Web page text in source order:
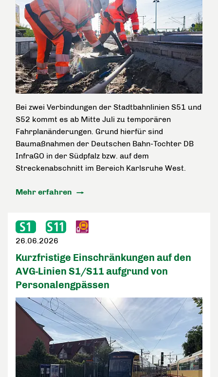
Bei zwei Verbindungen der Stadtbahnlinien S51 und
S52 kommt es ab Mitte Juli zu temporären
Fahrplanänderungen. Grund hierfür sind
Baumaßnahmen der Deutschen Bahn-Tochter DB
InfraGO in der Südpfalz bzw. auf dem
Streckenabschnitt im Bereich Karlsruhe West.
Mehr erfahren
26.06.2026
Kurzfristige Einschränkungen auf den
AVG-Linien S1/S11 aufgrund von
Personalengpässen